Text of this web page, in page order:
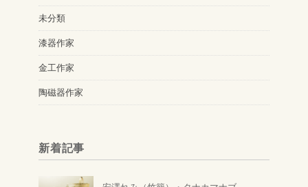
未分類
漆器作家
金工作家
陶磁器作家
新着記事